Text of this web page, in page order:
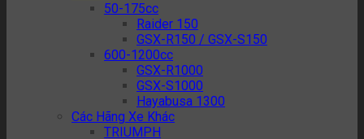
50-175cc
Raider 150
GSX-R150 / GSX-S150
600-1200cc
GSX-R1000
GSX-S1000
Hayabusa 1300
Các Hãng Xe Khác
TRIUMPH